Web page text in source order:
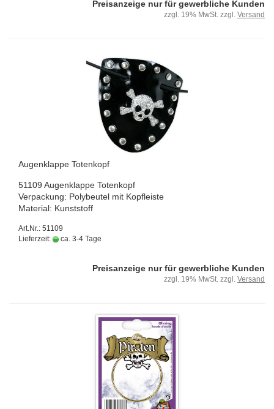
Preisanzeige nur für gewerbliche Kunden
zzgl. 19% MwSt. zzgl. Versand
Au­gen­klap­pe To­ten­kopf
51109 Au­gen­klap­pe To­ten­kopf
Ver­pa­ckung: Po­ly­beu­tel mit Kopf­leis­te
Ma­te­ri­al: Kunst­stoff
Art.Nr.: 51109
Lieferzeit:
ca. 3-4 Tage
Preisanzeige nur für gewerbliche Kunden
zzgl. 19% MwSt. zzgl. Versand